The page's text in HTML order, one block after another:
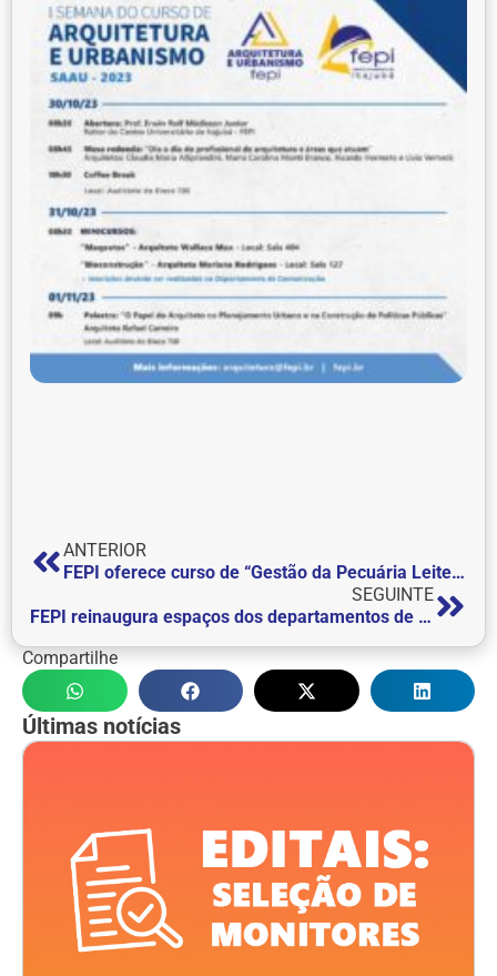
ANTERIOR
FEPI oferece curso de “Gestão da Pecuária Leiteira” para Produtores Rurais
SEGUINTE
FEPI reinaugura espaços dos departamentos de “Pós-Graduação, Pesquisa e Extensão” e “FEPI Digital”
Compartilhe
Últimas notícias